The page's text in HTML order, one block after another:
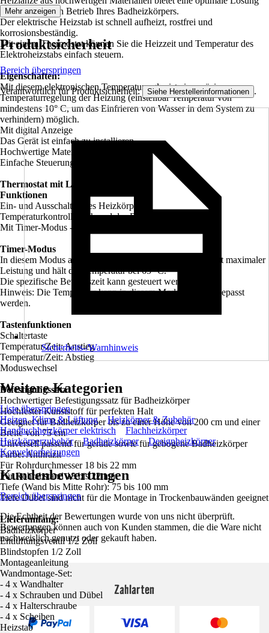
zum elektrischen Betrieb Ihres Badheizkörpers.
Der elektrische Heizstab ist schnell aufheizt, rostfrei und
korrosionsbeständig.
Mit einem Thermostat können Sie die Heizzeit und Temperatur des
Elektroheizstabs einfach steuern.
Eigenschaften:
Mit diesem elektronischen Temperaturregler ist eine präzise
Temperaturregelung der Heizung (einstellbar Temperatur von
mindestens 10° C, um das Einfrieren von Wasser in dem System zu
verhindern) möglich.
Mit digital Anzeige
Das Gerät ist einfach zu installieren.
Hochwertige Materialien
Einfache Steuerung
Thermostat mit LCD-Display
Funktionen
Ein- und Ausschalten des Heizkörpers
Temperaturkontrolle während des Betriebs
Mit Timer-Modus - Schnelles Aufheizen
Timer-Modus
In diesem Modus arbeitet der Heizkörper eine Zeit lang mit maximaler
Leistung und hält die Temperatur bei 65 °C.
Die spezifische Betriebszeit kann gesteuert werden.
Hinweis: Die Temperatur kann in diesem Modus nicht angepasst
werden.
Tastenfunktionen
Schaltertaste
Temperatur/Zeit: Anstieg
Temperatur/Zeit: Abstieg
Moduswechsel
Befestigungssatz
Hochwertiger Befestigungssatz für Badheizkörper
Hochfester Kunststoff für perfekten Halt
Geeignet für Badheizkörper bis zu einer Höhe von 200 cm und einer
Breite von 75 cm
Universell passend für gerade sowie für gebogene Badheizkörper
Farbe: Anthrazit
Für Rohrdurchmesser 18 bis 22 mm
Für Rohrabstand 18 bis 22 mm
Tiefe (Wand bis Mitte Rohr): 75 bis 100 mm
Tiefe Dübel sind nicht für die Montage in Trockenbauwänden geeignet
Lieferumfang:
Badheizkörper
Entlüftungsventil 1/2 Zoll
Blindstopfen 1/2 Zoll
Montageanleitung
Wandmontage-Set:
- 4 x Wandhalter
- 4 x Schrauben und Dübel
- 4 x Halterschraube
- 4 x Scheiben
Heizstab
Mehr anzeigen
Produktsicherheit
Bereich überspringen
Verantwortlich für Produktsicherheit: Siehe Herstellerinformationen .
Sicherheits-/Warnhinweis
Weitere Kategorien
Liste überspringen
Heizen, Klima & Lüftung
Heizkörper & Zubehör
Handtuchheizkörper elektrisch
Flachheizkörper
Heizkörperzubehör
Badheizkörper
Designheizkörper
Konvektorheizungen
Kundenbewertungen
Bereich überspringen
Die Echtheit der Bewertungen wurde von uns nicht überprüft.
Bewertungen können auch von Kunden stammen, die die Ware nicht
nachweislich genutzt oder gekauft haben.
Zahlarten